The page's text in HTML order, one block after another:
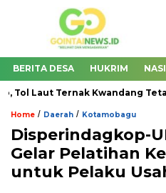
BERITA DESA HUKRIM
Laut Ternak Kwandang Tetap
Home / Daerah / Kotamobagu
Disperindagkop-
Gelar Pelatihan
untuk Pelaku